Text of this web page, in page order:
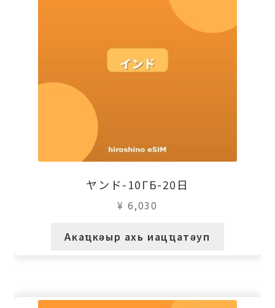
ヤンド-10ГБ-20日
¥ 6,030
Акаҵкәыр ахь иацҵатәуп